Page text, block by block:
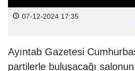
07-12-2024 17:35
Ayıntab Gazetesi
partilerle buluşacağı